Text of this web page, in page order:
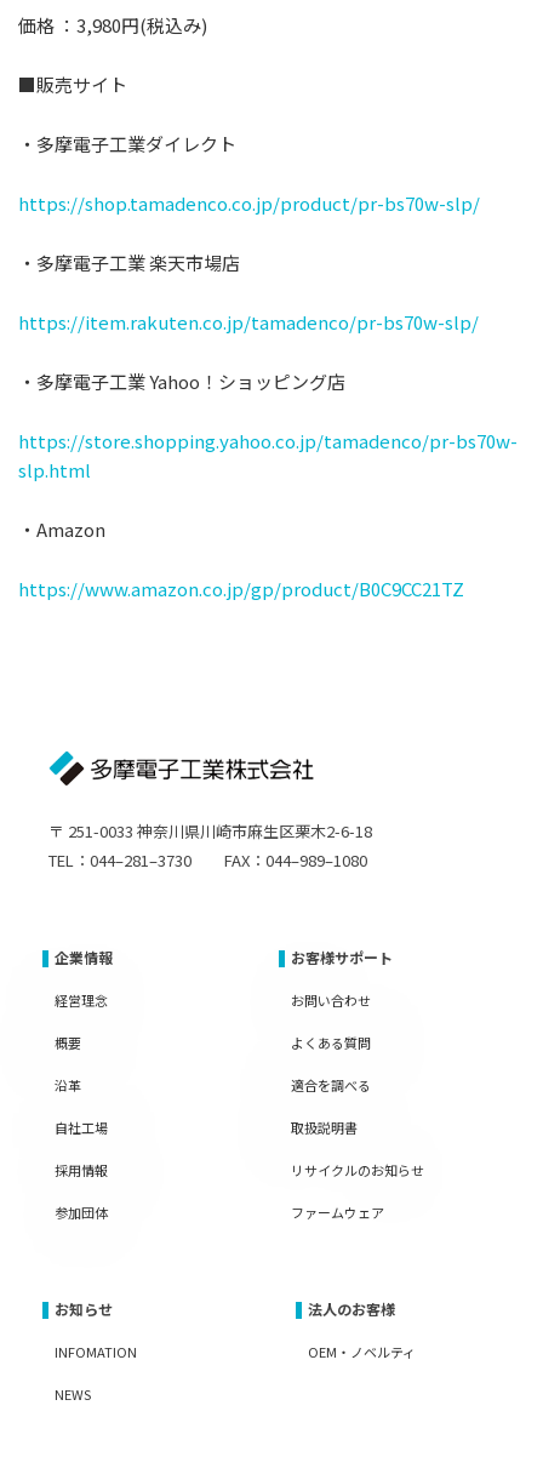
価格 ：3,980円(税込み)
■販売サイト
・多摩電⼦⼯業ダイレクト
https://shop.tamadenco.co.jp/product/pr-bs70w-slp/
・多摩電⼦⼯業 楽天市場店
https://item.rakuten.co.jp/tamadenco/pr-bs70w-slp/
・多摩電⼦⼯業 Yahoo！ショッピング店
https://store.shopping.yahoo.co.jp/tamadenco/pr-bs70w-
slp.html
・Amazon
https://www.amazon.co.jp/gp/product/B0C9CC21TZ
〒 251-0033 神奈川県川崎市麻生区栗木2-6-18
TEL：044–281–3730 FAX：044–989–1080
企業情報
経営理念
概要
沿革
自社工場
採用情報
参加団体
お客様サポート
お問い合わせ
よくある質問
適合を調べる
取扱説明書
リサイクルのお知らせ
ファームウェア
お知らせ
INFOMATION
NEWS
法人のお客様
OEM・ノベルティ